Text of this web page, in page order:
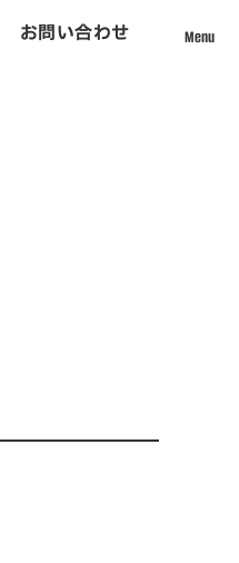
お問い合わせ Menu